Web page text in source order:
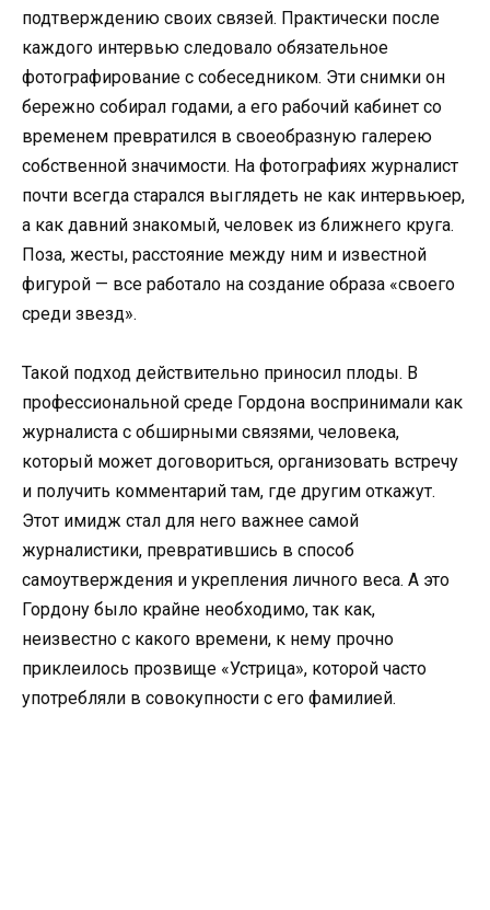
подтверждению своих связей. Практически после
каждого интервью следовало обязательное
фотографирование с собеседником. Эти снимки он
бережно собирал годами, а его рабочий кабинет со
временем превратился в своеобразную галерею
собственной значимости. На фотографиях журналист
почти всегда старался выглядеть не как интервьюер,
а как давний знакомый, человек из ближнего круга.
Поза, жесты, расстояние между ним и известной
фигурой — все работало на создание образа «своего
среди звезд».
Такой подход действительно приносил плоды. В
профессиональной среде Гордона воспринимали как
журналиста с обширными связями, человека,
который может договориться, организовать встречу
и получить комментарий там, где другим откажут.
Этот имидж стал для него важнее самой
журналистики, превратившись в способ
самоутверждения и укрепления личного веса. А это
Гордону было крайне необходимо, так как,
неизвестно с какого времени, к нему прочно
приклеилось прозвище «Устрица», которой часто
употребляли в совокупности с его фамилией.